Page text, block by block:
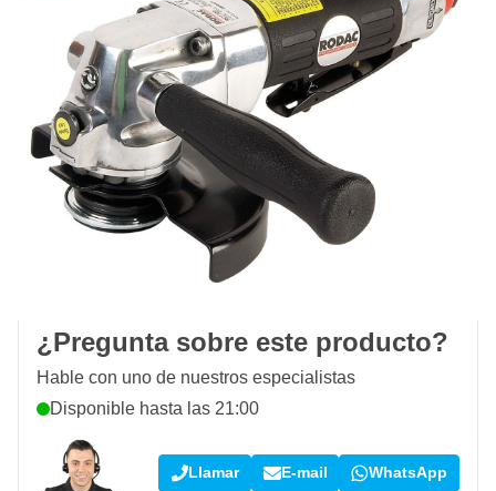
Se envía hoy
309,46€ incl. IVA
Cantidad
Añadir al carrito
Haz tu pedido antes de las 23:59,
se envía hoy
Envío gratisdesde 150,- €
devoluciones & cambios
Opiniones de clientes:4,15/5
¿Pregunta sobre este producto?
Hable con uno de nuestros especialistas
Disponible hasta las 21:00
Llamar E-mail WhatsApp